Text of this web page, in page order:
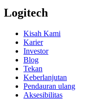
Logitech
Kisah Kami
Karier
Investor
Blog
Tekan
Keberlanjutan
Pendauran ulang
Aksesibilitas